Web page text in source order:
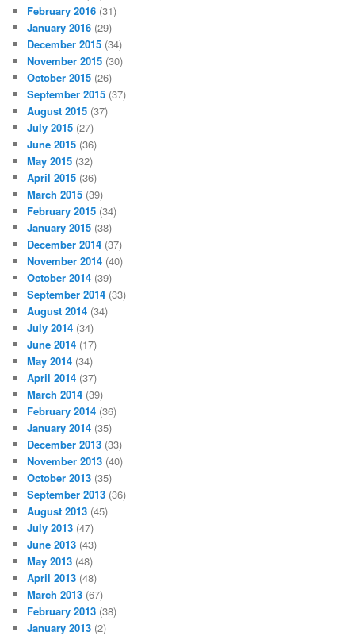
February 2016 (31)
January 2016 (29)
December 2015 (34)
November 2015 (30)
October 2015 (26)
September 2015 (37)
August 2015 (37)
July 2015 (27)
June 2015 (36)
May 2015 (32)
April 2015 (36)
March 2015 (39)
February 2015 (34)
January 2015 (38)
December 2014 (37)
November 2014 (40)
October 2014 (39)
September 2014 (33)
August 2014 (34)
July 2014 (34)
June 2014 (17)
May 2014 (34)
April 2014 (37)
March 2014 (39)
February 2014 (36)
January 2014 (35)
December 2013 (33)
November 2013 (40)
October 2013 (35)
September 2013 (36)
August 2013 (45)
July 2013 (47)
June 2013 (43)
May 2013 (48)
April 2013 (48)
March 2013 (67)
February 2013 (38)
January 2013 (2)